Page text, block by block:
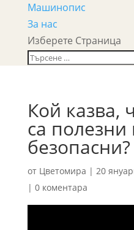
Машинопис
За нас
Изберете Страница
Кой казва,
са полезни
безопасни?
от Цветомира | 20
| 0 коментара